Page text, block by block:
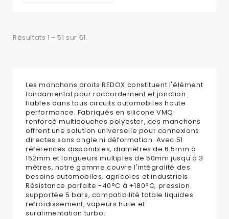
Résultats 1 - 51 sur 51.
Les manchons droits REDOX constituent l'élément
fondamental pour raccordement et jonction
fiables dans tous circuits automobiles haute
performance. Fabriqués en silicone VMQ
renforcé multicouches polyester, ces manchons
offrent une solution universelle pour connexions
directes sans angle ni déformation. Avec 51
références disponibles, diamètres de 6.5mm à
152mm et longueurs multiples de 50mm jusqu'à 3
mètres, notre gamme couvre l'intégralité des
besoins automobiles, agricoles et industriels.
Résistance parfaite -40°C à +180°C, pression
supportée 5 bars, compatibilité totale liquides
refroidissement, vapeurs huile et
suralimentation turbo.